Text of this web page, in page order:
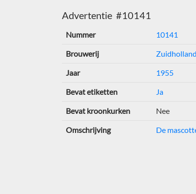
Advertentie #10141
Nummer 10141
Brouwerij
Jaar 1955
Bevat etiketten Ja
Bevat kroonkurken Nee
Omschrijving De